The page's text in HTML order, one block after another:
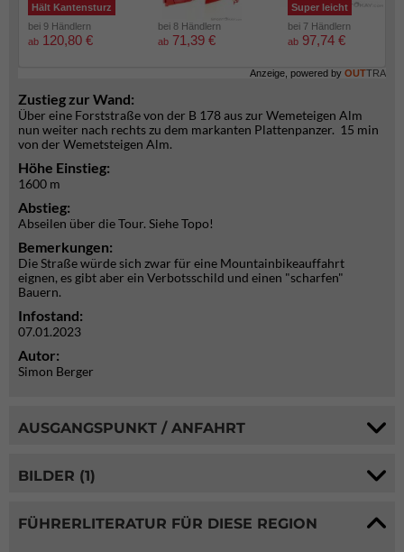
Hält Kantensturz
bei 9 Händlern
ab 120,80 €
bei 8 Händlern
ab 71,39 €
Super leicht
bei 7 Händlern
ab 97,74 €
Anzeige, powered by OUTTRA
Zustieg zur Wand:
Über eine Forststraße von der B 178 aus zur Wemeteigen Alm
nun weiter nach rechts zu dem markanten Plattenpanzer. 15 min
von der Wemetsteigen Alm.
Höhe Einstieg:
1600 m
Abstieg:
Abseilen über die Tour. Siehe Topo!
Bemerkungen:
Die Straße würde sich zwar für eine Mountainbikeauffahrt
eignen, es gibt aber ein Verbotsschild und einen "scharfen"
Bauern.
Infostand:
07.01.2023
Autor:
Simon Berger
AUSGANGSPUNKT / ANFAHRT
BILDER (1)
FÜHRERLITERATUR FÜR DIESE REGION